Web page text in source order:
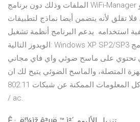
الملفات وذلك دون برنامج WiFi-Manager سهل الاستخدام ة إذا و
فلا تقلق لأنه يتضمن أيضا نماذج لتطبيقات
استخدامه. يدعم البرنامج أنظمة تشغيل
الويدوز التالية: Windows XP SP2/SP3 برنامج Acrylic WiFi 2019
تحتوي على ماسح ضوئي واي فاي مجاني
المتصلة، والماسح الضوئي يتيح لك ان
تقوم بجمع كل المعلومات الممكنة عن شبكات 802.11 / a / b / g / n
/ ac.